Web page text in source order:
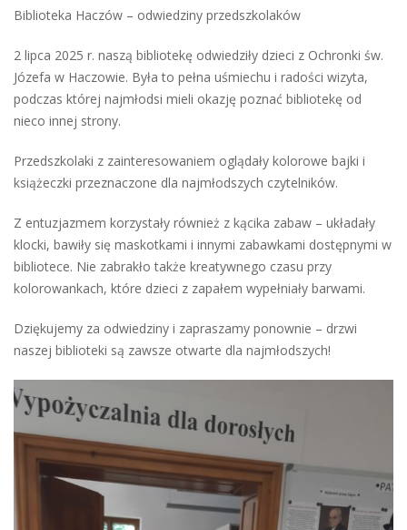
Biblioteka Haczów – odwiedziny przedszkolaków
2 lipca 2025 r. naszą bibliotekę odwiedziły dzieci z Ochronki św.
Józefa w Haczowie. Była to pełna uśmiechu i radości wizyta,
podczas której najmłodsi mieli okazję poznać bibliotekę od
nieco innej strony.
Przedszkolaki z zainteresowaniem oglądały kolorowe bajki i
książeczki przeznaczone dla najmłodszych czytelników.
Z entuzjazmem korzystały również z kącika zabaw – układały
klocki, bawiły się maskotkami i innymi zabawkami dostępnymi w
bibliotece. Nie zabrakło także kreatywnego czasu przy
kolorowankach, które dzieci z zapałem wypełniały barwami.
Dziękujemy za odwiedziny i zapraszamy ponownie – drzwi
naszej biblioteki są zawsze otwarte dla najmłodszych!